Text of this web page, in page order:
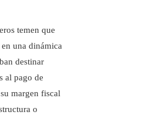
temen que
una dinámica
destinar
al pago de
margen fiscal
o